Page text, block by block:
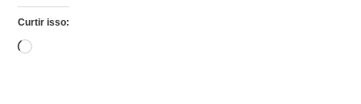
Curtir isso:
Carregando...